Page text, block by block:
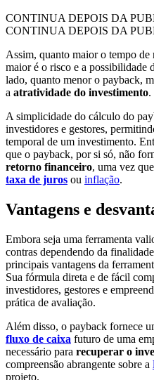
CONTINUA DEPOIS DA
CONTINUA DEPOIS DA
Assim, quanto maior o tempo de
maior é o risco e a
lado, quanto menor o payback,
a atratividade do investimento.
A simplicidade do cálculo do
investidores e gestores,
temporal de um investimento.
que o payback, por si só, não
retorno financeiro, uma vez
taxa de juros ou inflação.
Vantagens e
Embora seja uma ferramenta
contras dependendo da
principais vantagens da
Sua fórmula direta e de fácil
investidores, gestores e
prática de avaliação.
Além disso, o payback fornece
fluxo de caixa futuro de uma
necessário para recuperar o
compreensão abrangente sobre a
projeto.